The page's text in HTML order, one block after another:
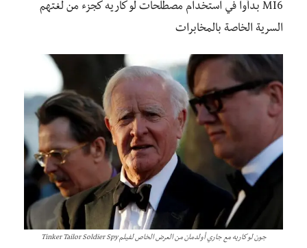
MI6 بدأوا في استخدام مصطلحات لو كاريه كجزء من لغتهم
السرية الخاصة بالمخابرات
جون لو كاريه مع جاري أولدمان من العرض الخاص لفيلم Tinker Tailor Soldier Spy